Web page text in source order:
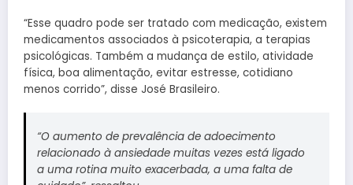
“Esse quadro pode ser tratado com medicação, existem
medicamentos associados à psicoterapia, a terapias
psicológicas. Também a mudança de estilo, atividade
física, boa alimentação, evitar estresse, cotidiano
menos corrido”, disse José Brasileiro.
“O aumento de prevalência de adoecimento
relacionado à ansiedade muitas vezes está ligado
a uma rotina muito exacerbada, a uma falta de